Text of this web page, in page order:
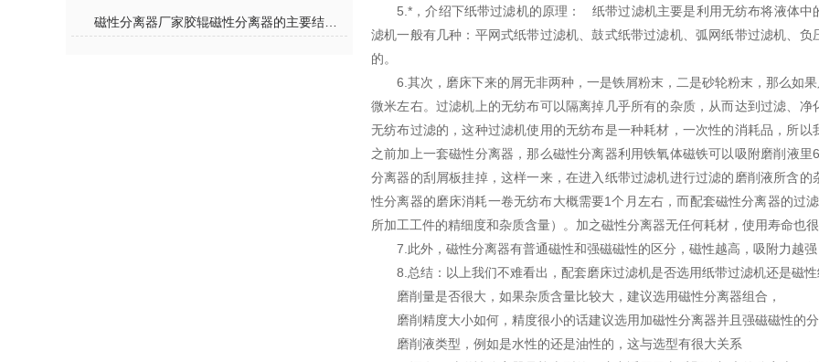
5.*，介绍下纸带过滤机的原理： 纸带过滤机主要是利用无纺布将液体
滤机一般有几种：平网式纸带过滤机、鼓式纸带过滤机、弧网纸带过滤机、
的。
6.其次，磨床下来的屑无非两种，一是铁屑粉末，二是砂轮粉末，那么如
微米左右。过滤机上的无纺布可以隔离掉几乎所有的杂质，从而达到过滤、
无纺布过滤的，这种过滤机使用的无纺布是一种耗材，一次性的消耗品，所
之前加上一套磁性分离器，那么磁性分离器利用铁氧体磁铁可以吸附磨削液
分离器的刮屑板挂掉，这样一来，在进入纸带过滤机进行过滤的磨削液所含
性分离器的磨床消耗一卷无纺布大概需要1个月左右，而配套磁性分离器的过
所加工工件的精细度和杂质含量）。加之磁性分离器无任何耗材，使用寿命也
7.此外，磁性分离器有普通磁性和强磁磁性的区分，磁性越高，吸附力越
8.总结：以上我们不难看出，配套磨床过滤机是否选用纸带过滤机还是磁
磨削量是否很大，如果杂质含量比较大，建议选用磁性分离器组合，
磨削精度大小如何，精度很小的话建议选用加磁性分离器并且强磁磁性的
磨削液类型，例如是水性的还是油性的，这与选型有很大关系